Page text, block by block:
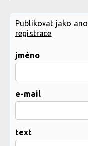
Publikovat jako
registrace
jméno
e-mail
text